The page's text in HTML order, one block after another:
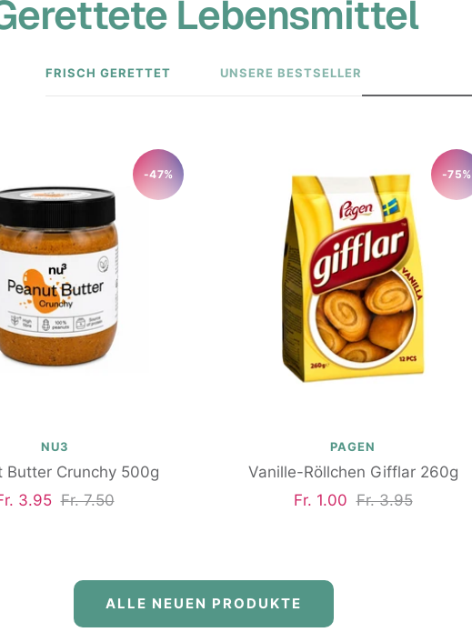
Lebensmittel
FRISCH GERETTET UNSERE BESTSELLER
-47%
NU3
Butter Crunchy 500g
3.95 Regulärer
Fr. 7.50
-75%
PAGEN
Vanille-Röllchen Gifflar 260g
Angebotspreis
Fr. 1.00 Regulärer
Fr. 3.95
ALLE NEUEN PRODUKTE